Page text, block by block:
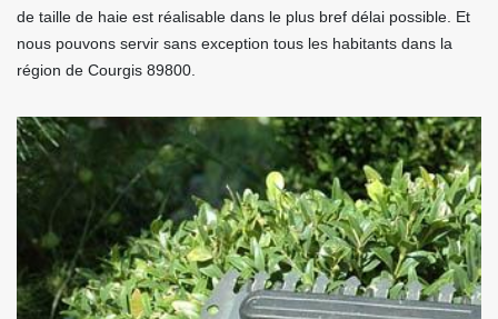
de taille de haie est réalisable dans le plus bref délai possible. Et
nous pouvons servir sans exception tous les habitants dans la
région de Courgis 89800.